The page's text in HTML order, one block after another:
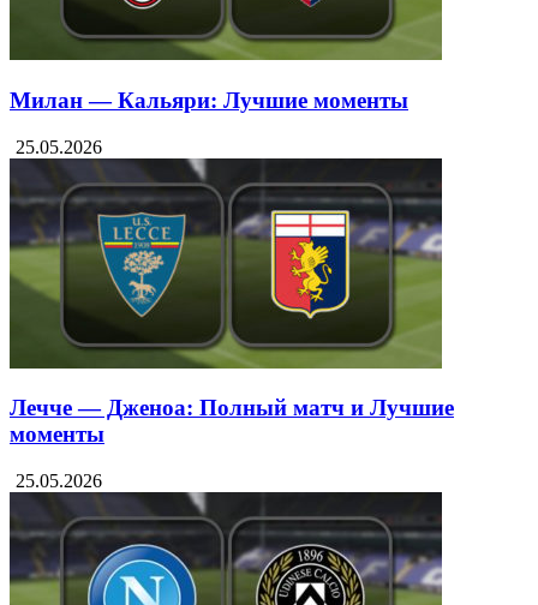
Милан — Кальяри: Лучшие моменты
25.05.2026
Лечче — Дженоа: Полный матч и Лучшие
моменты
25.05.2026